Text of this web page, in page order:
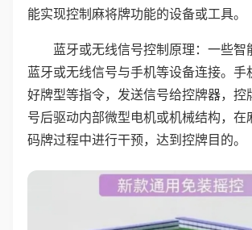
能实现控制麻将牌功能的设备或工具。
蓝牙或无线信号控制原理：一些智
蓝牙或无线信号与手机等设备连接。手
好牌型等指令，发送信号给控牌器，控
号后驱动内部微型电机或机械结构，在
码牌过程中进行干预，达到控牌目的。